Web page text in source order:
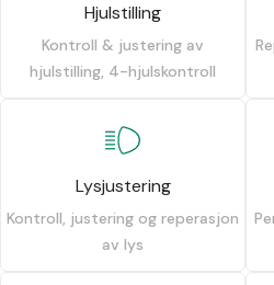
Hjulstilling
Kontroll & justering av
hjulstilling, 4-hjulskontroll
Lysjustering
Kontroll, justering og reperasjon
av lys